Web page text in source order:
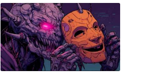
/ Текст / Цвет / Видео уроки